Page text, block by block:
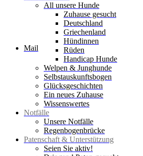
Mail
All unsere Hunde
Zuhause gesucht
Deutschland
Griechenland
Hündinnen
Rüden
Handicap Hunde
Welpen & Junghunde
Selbstauskunftsbogen
Glücksgeschichten
Ein neues Zuhause
Wissenswertes
Notfälle
Unsere Notfälle
Regenbogenbrücke
Patenschaft & Unterstützung
Seien Sie aktiv!